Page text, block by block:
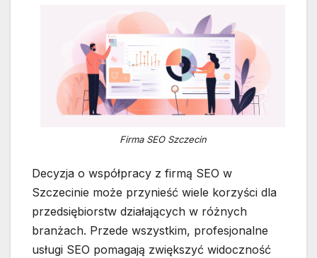
Firma SEO Szczecin
Decyzja o współpracy z firmą SEO w
Szczecinie może przynieść wiele korzyści dla
przedsiębiorstw działających w różnych
branżach. Przede wszystkim, profesjonalne
usługi SEO pomagają zwiększyć widoczność